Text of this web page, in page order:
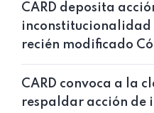
CARD deposita
inconstitucionalidad
recién modificado
CARD convoca a la
respaldar acción de